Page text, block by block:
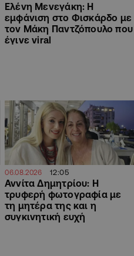
Ελένη Μενεγάκη: Η
εμφάνιση στο Φισκάρδο με
τον Μάκη Παντζόπουλο που
έγινε viral
06.08.2026 12:05
Αννίτα Δημητρίου: Η
τρυφερή φωτογραφία με
τη μητέρα της και η
συγκινητική ευχή